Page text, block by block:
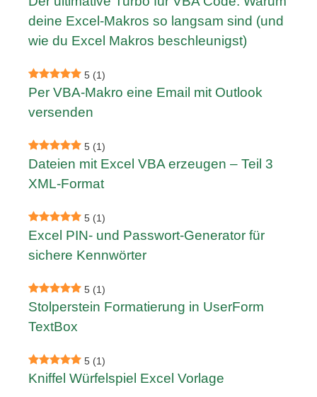
deine Excel-Makros so langsam sind (und
wie du Excel Makros beschleunigst)
5 (1)
Per VBA-Makro eine Email mit Outlook
versenden
5 (1)
Dateien mit Excel VBA erzeugen – Teil 3
XML-Format
5 (1)
Excel PIN- und Passwort-Generator für
sichere Kennwörter
5 (1)
Stolperstein Formatierung in UserForm
TextBox
5 (1)
Kniffel Würfelspiel Excel Vorlage